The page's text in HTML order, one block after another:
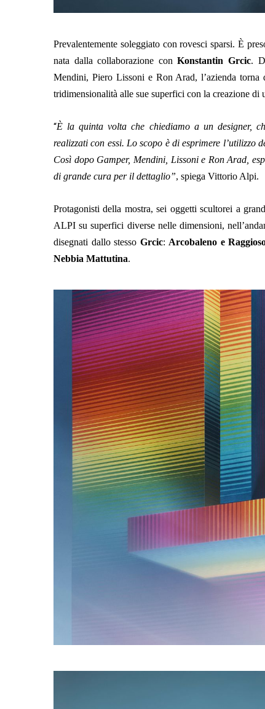
Prevalentemente soleggiato con rovesci sparsi. È
nata dalla collaborazione conKonstantin Grcic.
Mendini, Piero Lissoni e Ron Arad,l’azienda
tridimensionalità alle sue superfici con la creazione di
“È la quinta volta che chiediamo a un designer,
realizzati con essi. Lo scopo è di esprimere
Così dopo Gamper, Mendini, Lissoni e Ron Arad,
di grande cura per il dettaglio”, spiega Vittorio Alpi.
Protagonisti della mostra, sei oggetti scultorei a
ALPI su superfici diverse nelle dimensioni,
disegnati dallo stesso Grcic: Arcobaleno e
Nebbia Mattutina.